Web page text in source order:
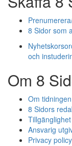
8 Sidor som
och
Om 8
Om
8 Sidors
Ansvarig
Privacy